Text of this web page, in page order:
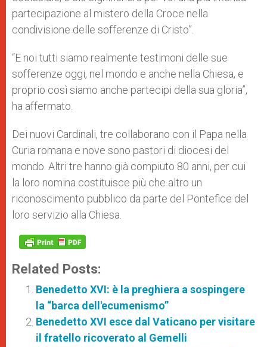
partecipazione al mistero della Croce nella
condivisione delle sofferenze di Cristo”.
“E noi tutti siamo realmente testimoni delle sue
sofferenze oggi, nel mondo e anche nella Chiesa, e
proprio così siamo anche partecipi della sua gloria”,
ha affermato.
Dei nuovi Cardinali, tre collaborano con il Papa nella
Curia romana e nove sono pastori di diocesi del
mondo. Altri tre hanno già compiuto 80 anni, per cui
la loro nomina costituisce più che altro un
riconoscimento pubblico da parte del Pontefice del
loro servizio alla Chiesa.
Related Posts:
Benedetto XVI: è la preghiera a sospingere
la “barca dell'ecumenismo”
Benedetto XVI esce dal Vaticano per visitare
il fratello ricoverato al Gemelli